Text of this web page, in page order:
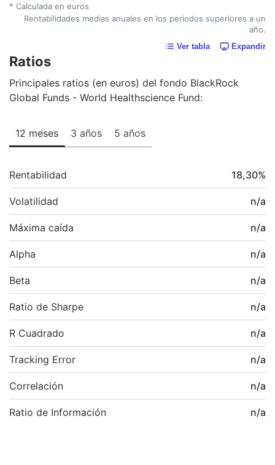
* Calculada en euros
Rentabilidades medias anuales en los periodos superiores a un
año.
Ver tabla Expandir
Ratios
Principales ratios (en euros) del fondo BlackRock
Global Funds - World Healthscience Fund:
12 meses 3 años 5 años
Rentabilidad 18,30%
Volatilidad n/a
Máxima caída n/a
Alpha n/a
Beta n/a
Ratio de Sharpe n/a
R Cuadrado n/a
Tracking Error n/a
Correlación n/a
Ratio de Información n/a